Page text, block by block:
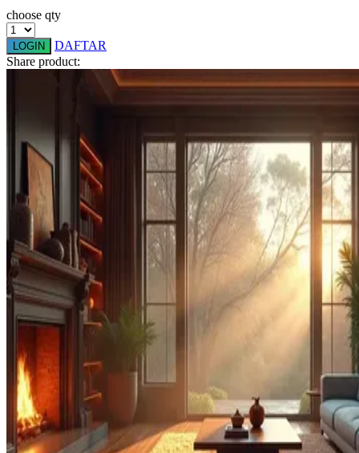
Starbooks
Stick-O
Stokke
Sumimo
Sunnylife
Sun-Staches
Swimava
T
Tommee Tippee
Trunki
Tutti Bambini
Twistshake
TY Toys
U
choose qty
LOGIN
DAFTAR
Share product: